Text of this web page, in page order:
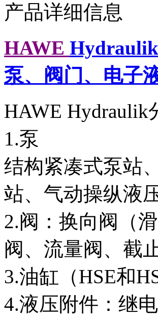
产品详细信息
HAWE
泵、阀门、电子
HAWE Hydraulik
1.泵
结构紧凑式泵站
站、气动操纵液
2.阀：换向阀（
阀、流量阀、截
3.油缸（HSE和
4.液压附件：继